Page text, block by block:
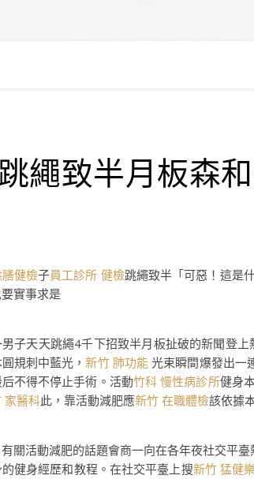
繩致半月板森
健檢子員工診所 健檢跳繩致半「可惡！這是
實事求是
子天天跳繩4千下招致半月板扯破的新聞登上
規刺中藍光，新竹 肺功能光束瞬間爆發出一
不得不停止手術。活動竹科 慢性病診所健身
家醫科此，靠活動減肥應新竹 在職體檢該依據
關活動減肥的話題會商一向在各年夜社交平
健身經歷和教程。在社交平臺上搜新竹 猛健